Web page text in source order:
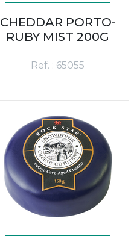
CHEDDAR PORTO-
RUBY MIST 200G
Ref. : 65055